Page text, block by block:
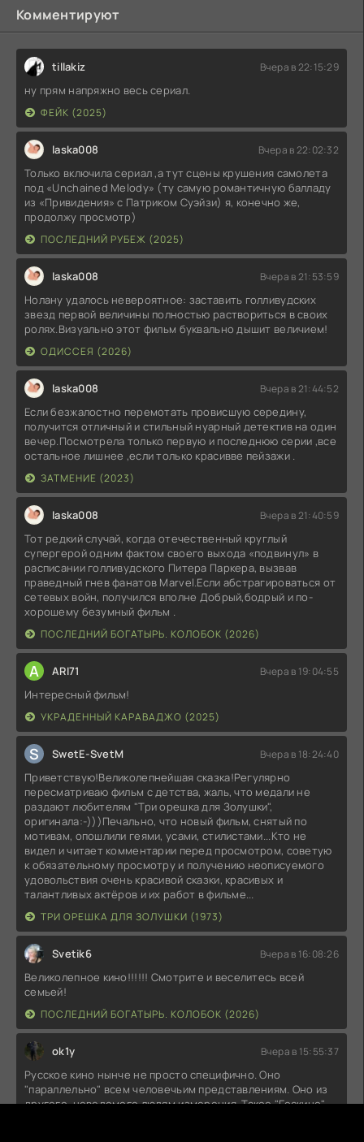
Комментируют
tillakiz Вчера в 22:15:29
ну прям напряжно весь сериал.
ФЕЙК (2025)
laska008 Вчера в 22:02:32
Только включила сериал ,а тут сцены крушения самолета
под «Unchained Melody» (ту самую романтичную балладу
из «Привидения» с Патриком Суэйзи) я, конечно же,
продолжу просмотр)
ПОСЛЕДНИЙ РУБЕЖ (2025)
laska008 Вчера в 21:53:59
Нолану удалось невероятное: заставить голливудских
звезд первой величины полностью раствориться в своих
ролях.Визуально этот фильм буквально дышит величием!
ОДИССЕЯ (2026)
laska008 Вчера в 21:44:52
Если безжалостно перемотать провисшую середину,
получится отличный и стильный нуарный детектив на один
вечер.Посмотрела только первую и последнюю серии ,все
остальное лишнее ,если только красивве пейзажи .
ЗАТМЕНИЕ (2023)
laska008 Вчера в 21:40:59
Тот редкий случай, когда отечественный круглый
супергерой одним фактом своего выхода «подвинул» в
расписании голливудского Питера Паркера, вызвав
праведный гнев фанатов Marvel.Если абстрагироваться от
сетевых войн, получился вполне Добрый,бодрый и по-
хорошему безумный фильм .
ПОСЛЕДНИЙ БОГАТЫРЬ. КОЛОБОК (2026)
A ARI71 Вчера в 19:04:55
Интересный фильм!
УКРАДЕННЫЙ КАРАВАДЖО (2025)
S SwetE-SvetM Вчера в 18:24:40
Приветствую!Великолепнейшая сказка!Регулярно
пересматриваю фильм с детства, жаль, что медали не
раздают любителям "Три орешка для Золушки",
оригинала:-)))Печально, что новый фильм, снятый по
мотивам, опошлили геями, усами, стилистами...Кто не
видел и читает комментарии перед просмотром, советую
к обязательному просмотру и получению неописуемого
удовольствия очень красивой сказки, красивых и
талантливых актёров и их работ в фильме...
ТРИ ОРЕШКА ДЛЯ ЗОЛУШКИ (1973)
Svetik6 Вчера в 16:08:26
Великолепное кино!!!!!! Смотрите и веселитесь всей
семьей!
ПОСЛЕДНИЙ БОГАТЫРЬ. КОЛОБОК (2026)
ok1y Вчера в 15:55:37
Русское кино нынче не просто специфично. Оно
"параллельно" всем человечьим представлениям. Оно из
другого, неведомого людям измерения. Такое "Госкино"